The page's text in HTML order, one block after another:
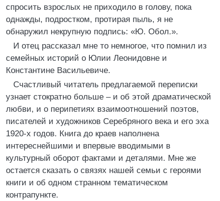
спросить взрослых не приходило в голову, пока
однажды, подростком, протирая пыль, я не
обнаружил некрупную подпись: «Ю. Обол.».
И отец рассказал мне то немногое, что помнил из
семейных историй о Юлии Леонидовне и
Константине Васильевиче.
Счастливый читатель предлагаемой переписки
узнает стократно больше – и об этой драматической
любви, и о перипетиях взаимоотношений поэтов,
писателей и художников Серебряного века и его эха
1920-х годов. Книга до краев наполнена
интереснейшими и впервые вводимыми в
культурный оборот фактами и деталями. Мне же
остается сказать о связях нашей семьи с героями
книги и об одном странном тематическом
контрапункте.